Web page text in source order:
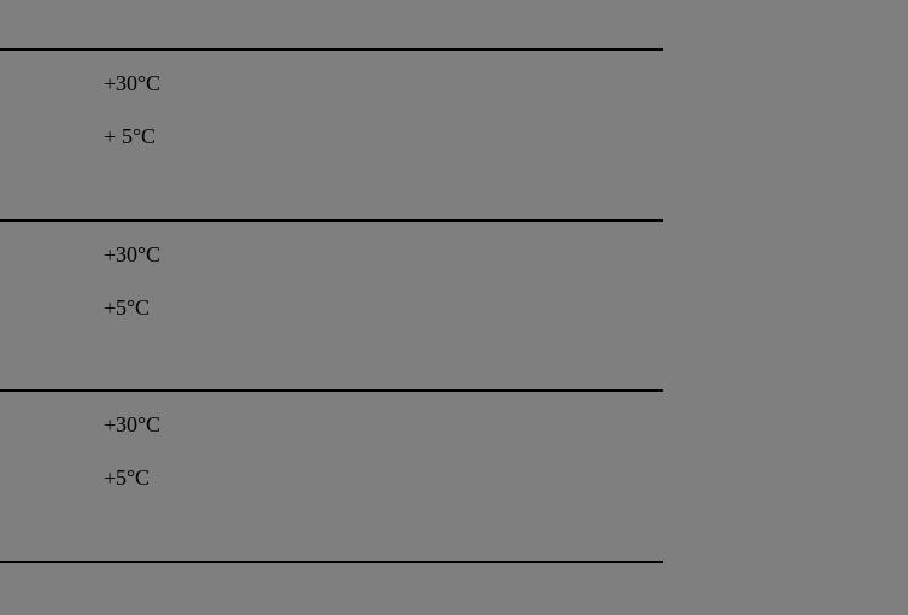
+30°C
+ 5°C
+30°C
+5°C
+30°C
+5°C